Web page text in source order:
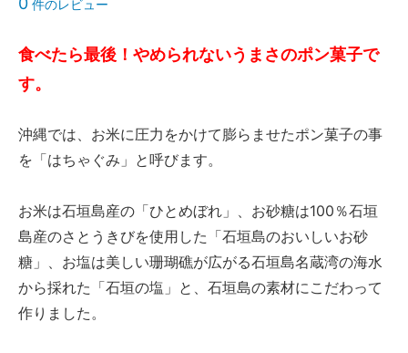
件のレビュー
食べたら最後！やめられないうまさのポン菓子で
す。
沖縄では、お米に圧力をかけて膨らませたポン菓子の事
を「はちゃぐみ」と呼びます。
お米は石垣島産の「ひとめぼれ」、お砂糖は100％石垣
島産のさとうきびを使用した「石垣島のおいしいお砂
糖」、お塩は美しい珊瑚礁が広がる石垣島名蔵湾の海水
から採れた「石垣の塩」と、石垣島の素材にこだわって
作りました。